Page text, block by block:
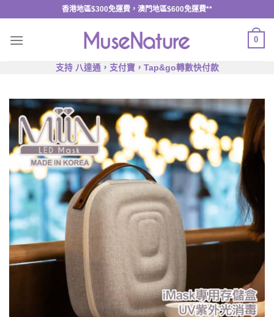
香港地區$300免運費，澳門地區$600免運費**
0
支持 八達通，支付寶，Tap&go轉數快付款